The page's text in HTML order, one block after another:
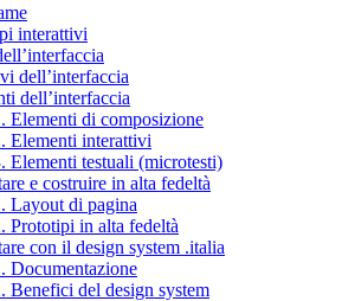
interattivi
dell’interfaccia
dell’interfaccia
Elementi di composizione
Elementi interattivi
Elementi testuali (microtesti)
e costruire in alta fedeltà
Layout di pagina
Prototipi in alta fedeltà
con il design system .italia
Documentazione
Benefici del design system